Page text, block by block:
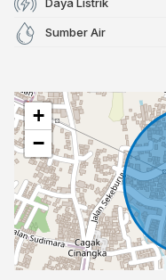
Sumber Air
+
−